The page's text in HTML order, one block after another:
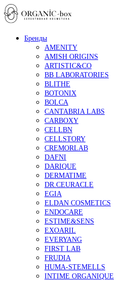
Бренды
AMENITY
AMISH ORIGINS
ARTISTIC&CO
BB LABORATORIES
BLITHE
BOTONIX
BOLCA
CANTABRIA LABS
CARBOXY
CELLBN
CELLSTORY
CREMORLAB
DAFNI
DARIQUE
DERMATIME
DR.CEURACLE
EGIA
ELDAN COSMETICS
ENDOCARE
ESTIME&SENS
EXOARIL
EVERYANG
FIRST LAB
FRUDIA
HUMA-STEMELLS
INTIME ORGANIQUE